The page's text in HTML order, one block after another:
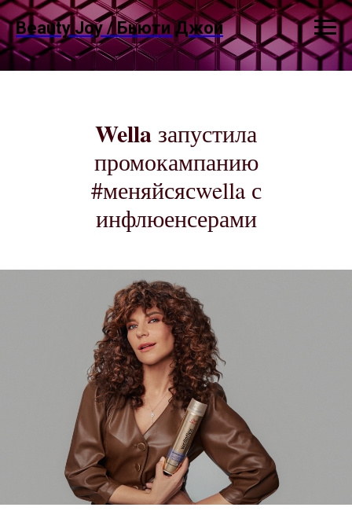
Beauty Joy / Бьюти Джой
Wella запустила
промокампанию
#меняйсясwella с
инфлюенсерами